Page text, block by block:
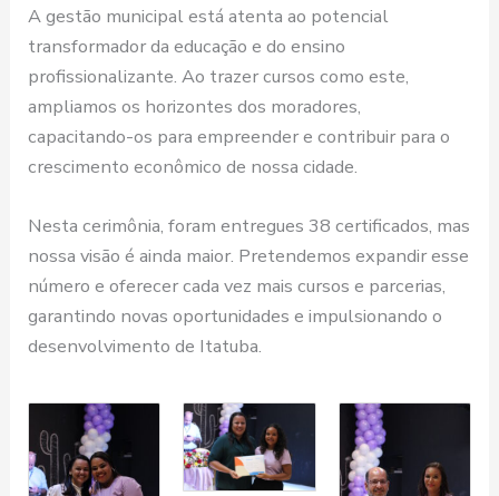
A gestão municipal está atenta ao potencial
transformador da educação e do ensino
profissionalizante. Ao trazer cursos como este,
ampliamos os horizontes dos moradores,
capacitando-os para empreender e contribuir para o
crescimento econômico de nossa cidade.
Nesta cerimônia, foram entregues 38 certificados, mas
nossa visão é ainda maior. Pretendemos expandir esse
número e oferecer cada vez mais cursos e parcerias,
garantindo novas oportunidades e impulsionando o
desenvolvimento de Itatuba.